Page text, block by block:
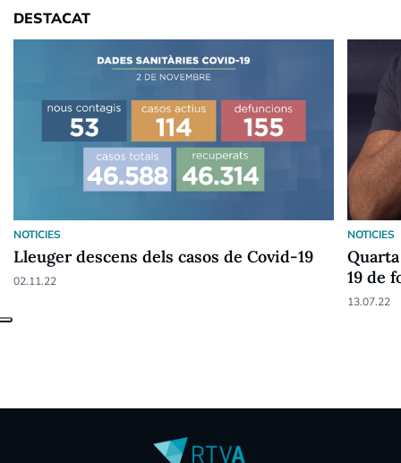
DESTACAT
NOTICIES
Lleuger descens dels casos de Covid-19
02.11.22
NOTICIES
19 de
anys
13.07.22